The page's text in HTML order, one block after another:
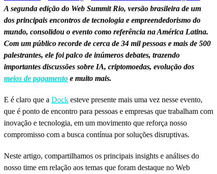
A segunda edição do Web Summit Rio, versão brasileira de um
dos principais encontros de tecnologia e empreendedorismo do
mundo, consolidou o evento como referência na América Latina.
Com um público recorde de cerca de 34 mil pessoas e mais de 500
palestrantes, ele foi palco de inúmeros debates, trazendo
importantes discussões sobre IA, criptomoedas, evolução dos
meios de pagamento e muito mais.
E é claro que a Dock esteve presente mais uma vez nesse evento,
que é ponto de encontro para pessoas e empresas que trabalham com
inovação e tecnologia, em um movimento que reforça nosso
compromisso com a busca contínua por soluções disruptivas.
Neste artigo, compartilhamos os principais insights e análises do
nosso time em relação aos temas que foram destaque no Web